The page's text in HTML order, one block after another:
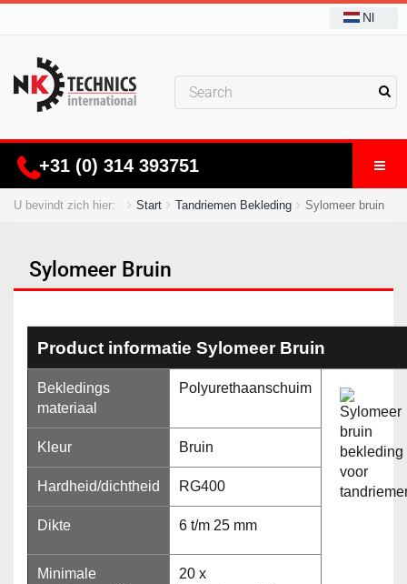
Nl
+31 (0) 314 393751
U bevindt zich hier: Start Tandriemen Bekleding Sylomeer bruin
Sylomeer Bruin
Product informatie Sylomeer Bruin
Bekledings
materiaal
Polyurethaanschuim
Kleur Bruin
Hardheid/dichtheid RG400
Dikte 6 t/m 25 mm
Minimale
20 x